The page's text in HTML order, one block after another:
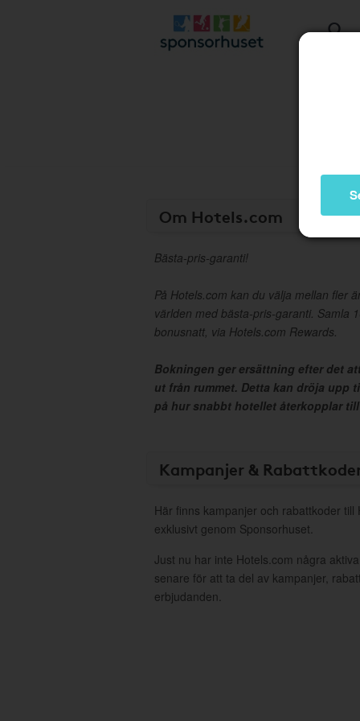
Om Hotels.com
Bästa-pris-garanti!
På Hotels.com kan du välja mellan fler
världen med bästa-pris-garanti. Samla
bonusnatt, via Hotels.com Rewards.
Bokningen ger ersättning efter det
ut från rummet. Detta kan dröja upp
på hur snabbt hotellet återkopplar
Kampanjer &
Här finns kampanjer och rabattkoder
exklusivt genom Sponsorhuset.
Just nu har inte Hotels.com några
senare för att ta del av kampanjer,
erbjudanden.